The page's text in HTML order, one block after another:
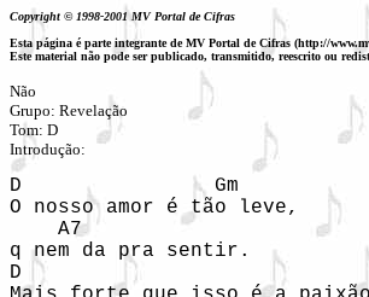
Copyright © 1998-2001 MV Portal de Cifras
Esta página é parte integrante de MV Portal de Cifras (http://
Este material não pode ser publicado, transmitido, reescrito ou
Não
Grupo: Revelação
Tom: D
Introdução:
D                Gm
O nosso amor é tão leve,
    A7
q nem da pra sentir.
D